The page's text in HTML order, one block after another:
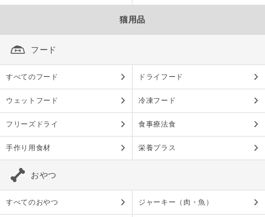
猫用品
フード
すべてのフード ドライフード
ウェットフード 冷凍フード
フリーズドライ 食事療法食
手作り用食材 栄養プラス
おやつ
すべてのおやつ ジャーキー（肉・魚）